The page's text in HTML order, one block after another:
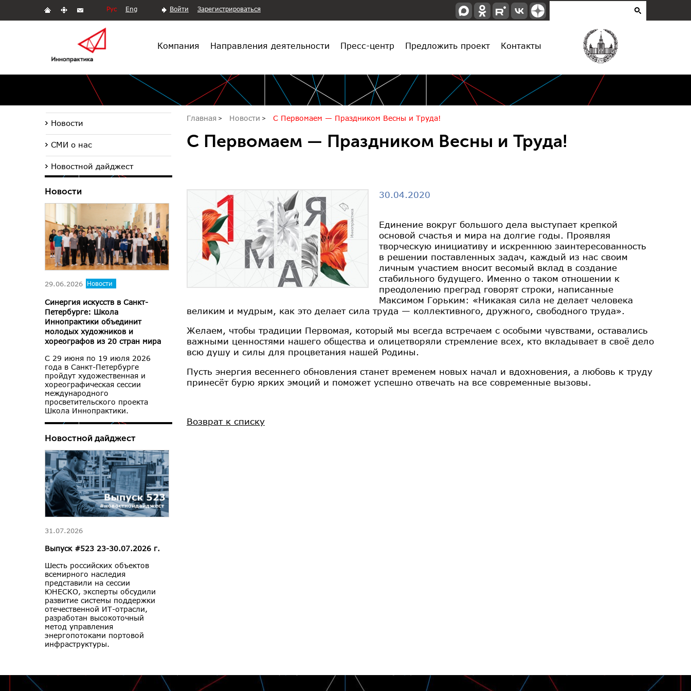
Рус Eng Войти Зарегистрироваться
Компания Направления деятельности Пресс-центр Предложить проект Контакты
Главная Новости С Первомаем — Праздником Весны и Труда!
С Первомаем — Праздником Весны и Труда!
30.04.2020
Единение вокруг большого дела выступает крепкой
основой счастья и мира на долгие годы. Проявляя
творческую инициативу и искреннюю заинтересованность
в решении поставленных задач, каждый из нас своим
личным участием вносит весомый вклад в создание
стабильного будущего. Именно о таком отношении к
преодолению преград говорят строки, написанные
Максимом Горьким: «Никакая сила не делает человека
великим и мудрым, как это делает сила труда — коллективного, дружного, свободного труда».
Желаем, чтобы традиции Первомая, который мы всегда встречаем с особыми чувствами, оставались
важными ценностями нашего общества и олицетворяли стремление всех, кто вкладывает в своё дело
всю душу и силы для процветания нашей Родины.
Пусть энергия весеннего обновления станет временем новых начал и вдохновения, а любовь к труду
принесёт бурю ярких эмоций и поможет успешно отвечать на все современные вызовы.
Возврат к списку
Новости
СМИ о нас
Новостной дайджест
Новости
29.06.2026 Новости
Синергия искусств в Санкт-
Петербурге: Школа
Иннопрактики объединит
молодых художников и
хореографов из 20 стран мира
С 29 июня по 19 июля 2026
года в Санкт-Петербурге
пройдут художественная и
хореографическая сессии
международного
просветительского проекта
Школа Иннопрактики.
Новостной дайджест
31.07.2026
Выпуск #523 23-30.07.2026 г.
Шесть российских объектов
всемирного наследия
представили на сессии
ЮНЕСКО, эксперты обсудили
развитие системы поддержки
отечественной ИТ-отрасли,
разработан высокоточный
метод управления
энергопотоками портовой
инфраструктуры.